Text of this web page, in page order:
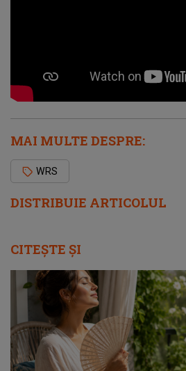
DISTRIBUIE ARTICOLUL
MAI MULTE DESPRE:
WRS
CITEȘTE ȘI